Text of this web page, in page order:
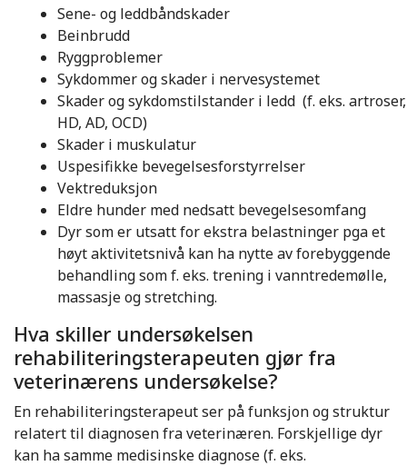
Sene- og leddbåndskader
Beinbrudd
Ryggproblemer
Sykdommer og skader i nervesystemet
Skader og sykdomstilstander i ledd (f. eks. artroser,
HD, AD, OCD)
Skader i muskulatur
Uspesifikke bevegelsesforstyrrelser
Vektreduksjon
Eldre hunder med nedsatt bevegelsesomfang
Dyr som er utsatt for ekstra belastninger pga et
høyt aktivitetsnivå kan ha nytte av forebyggende
behandling som f. eks. trening i vanntredemølle,
massasje og stretching.
Hva skiller undersøkelsen
rehabiliteringsterapeuten gjør fra
veterinærens undersøkelse?
En rehabiliteringsterapeut ser på funksjon og struktur
relatert til diagnosen fra veterinæren. Forskjellige dyr
kan ha samme medisinske diagnose (f. eks.